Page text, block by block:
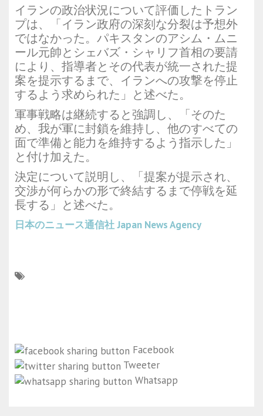
イランの政治状況について評価したトラン
プは、「イラン政府の深刻な分裂は予想外
ではなかった。パキスタンのアシム・ムニ
ール元帥とシェバズ・シャリフ首相の要請
により、指導者とその代表が統一された提
案を提示するまで、イランへの攻撃を停止
するよう求められた」と述べた。
軍事戦略は継続すると強調し、「そのた
め、我が軍に封鎖を維持し、他のすべての
面で準備と能力を維持するよう指示した」
と付け加えた。
決定について説明し、「提案が提示され、
交渉が何らかの形で終結するまで停戦を延
長する」と述べた。
日本のニュース通信社 Japan News Agency
Facebook
Tweeter
Whatsapp